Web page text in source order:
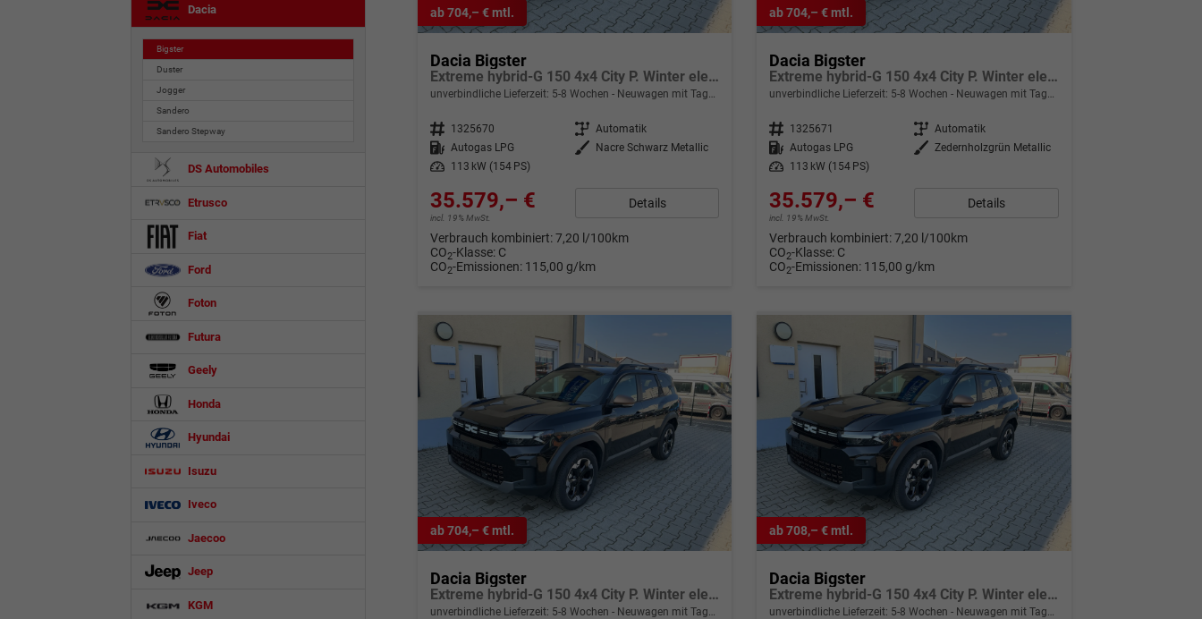
ab 704,– € mtl.
Dacia Bigster
Extreme hybrid-G 150 4x4 City P. Winter elektr. Heckkl. Kamera PDC h 2-Zonen-Klimaauto. Fernlichtassistent Panorama-Schiebedach
unverbindliche Lieferzeit: 5-8 Wochen Neuwagen mit Tageszulassung
Fahrzeugnr. 1325670 Getriebe Automatik
Kraftstoff Autogas LPG Außenfarbe
Nacre Schwarz Metallic
Leistung
113 kW (154 PS)
35.579,– €
incl. 19% MwSt.
Details
Verbrauch kombiniert:7,20 l/100km
CO2-Klasse: C
CO2-Emissionen: 115,00 g/km
ab 704,– € mtl.
Dacia Bigster
Extreme hybrid-G 150 4x4 City P. Winter elektr. Heckkl. Kamera PDC h 2-Zonen-Klimaauto. Fernlichtassistent Panorama-Schiebedach
unverbindliche Lieferzeit: 5-8 Wochen Neuwagen mit Tageszulassung
Fahrzeugnr. 1325671 Getriebe Automatik
Kraftstoff Autogas LPG Außenfarbe Zedernholzgrün Metallic
Leistung
113 kW (154 PS)
35.579,– €
incl. 19% MwSt.
Details
Verbrauch kombiniert:7,20 l/100km
CO2-Klasse: C
CO2-Emissionen: 115,00 g/km
ab 704,– € mtl.
Dacia Bigster
Extreme hybrid-G 150 4x4 City P. Winter elektr. Heckkl. Kamera PDC h 2-Zonen-Klimaauto. Fernlichtassistent Panorama-Schiebedach
unverbindliche Lieferzeit: 5-8 Wochen Neuwagen mit Tageszulassung
ab 708,– € mtl.
Dacia Bigster
Extreme hybrid-G 150 4x4 City P. Winter elektr. Heckkl. Kamera PDC h 2-Zonen-Klimaauto. Fernlichtassistent Panorama-Schiebedach
unverbindliche Lieferzeit: 5-8 Wochen Neuwagen mit Tageszulassung
Dacia
Bigster
Duster
Jogger
Sandero
Sandero Stepway
DS Automobiles
Etrusco
Fiat
Ford
Foton
Futura
Geely
Honda
Hyundai
Isuzu
Iveco
Jaecoo
Jeep
KGM